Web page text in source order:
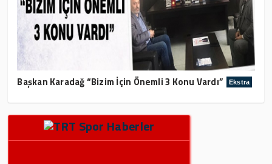
Başkan Karadağ “Bizim İçin Önemli 3 Konu Vardı” Ekstra